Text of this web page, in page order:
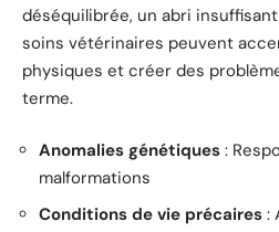
déséquilibrée, un abri
soins vétérinaires peuvent
physiques et créer des
terme.
Anomalies génétiques :
malformations
Conditions de vie précaires :